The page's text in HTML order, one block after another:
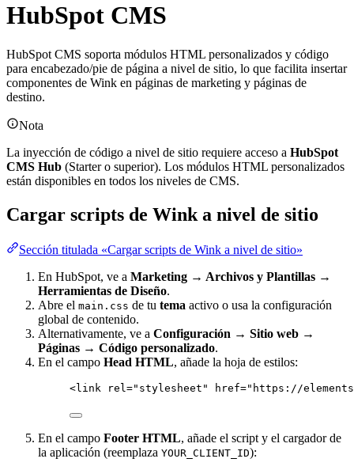
HubSpot CMS
HubSpot CMS soporta módulos HTML personalizados y código
para encabezado/pie de página a nivel de sitio, lo que facilita insertar
componentes de Wink en páginas de marketing y páginas de
destino.
Nota
La inyección de código a nivel de sitio requiere acceso a HubSpot
CMS Hub (Starter o superior). Los módulos HTML personalizados
están disponibles en todos los niveles de CMS.
Cargar scripts de Wink a nivel de sitio
Sección titulada «Cargar scripts de Wink a nivel de sitio»
En HubSpot, ve a Marketing → Archivos y Plantillas →
Herramientas de Diseño.
Abre el main.css de tu tema activo o usa la configuración
global de contenido.
Alternativamente, ve a Configuración → Sitio web →
Páginas → Código personalizado.
En el campo Head HTML, añade la hoja de estilos:
<link rel =" stylesheet " href=" https://
En el campo Footer HTML, añade el script y el cargador de
la aplicación (reemplaza YOUR_CLIENT_ID):